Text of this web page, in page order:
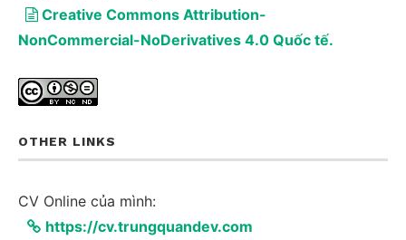
Creative Commons Attribution-
NonCommercial-NoDerivatives 4.0 Quốc tế.
OTHER LINKS
CV Online của mình:
https://cv.trungquandev.com